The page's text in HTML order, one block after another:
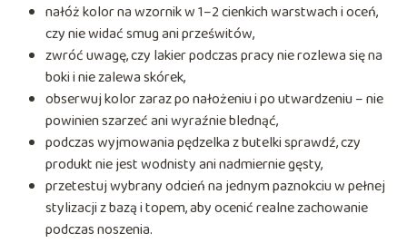
nałóż kolor na wzornik w 1–2 cienkich warstwach i oceń,
czy nie widać smug ani prześwitów,
zwróć uwagę, czy lakier podczas pracy nie rozlewa się na
boki i nie zalewa skórek,
obserwuj kolor zaraz po nałożeniu i po utwardzeniu – nie
powinien szarzeć ani wyraźnie blednąć,
podczas wyjmowania pędzelka z butelki sprawdź, czy
produkt nie jest wodnisty ani nadmiernie gęsty,
przetestuj wybrany odcień na jednym paznokciu w pełnej
stylizacji z bazą i topem, aby ocenić realne zachowanie
podczas noszenia.